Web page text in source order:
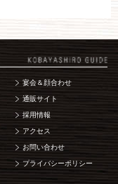
宴会＆顔合わせ
通販サイト
採用情報
アクセス
お問い合わせ
プライバシーポリシー